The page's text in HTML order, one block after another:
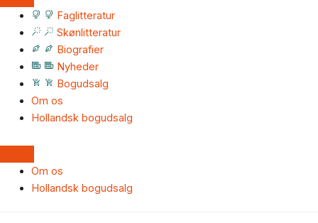
Faglitteratur
Skønlitteratur
Biografier
Nyheder
Bogudsalg
Om os
Hollandsk bogudsalg
Om os
Hollandsk bogudsalg